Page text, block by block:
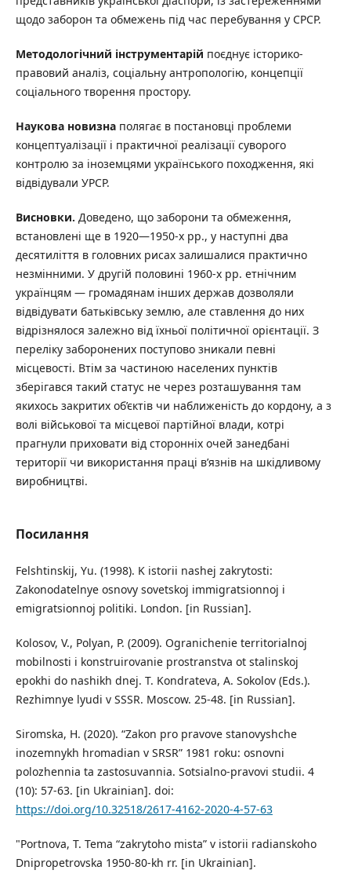
щодо заборон та обмежень під час перебування у СРСР.
Методологічний інструментарій поєднує історико-
правовий аналіз, соціальну антропологію, концепції
соціального творення простору.
Наукова новизнаполягає в постановці проблеми
концептуалізації і практичної реалізації суворого
контролю за іноземцями українського походження, які
відвідували УРСР.
Висновки. Доведено, що заборони та обмеження,
встановлені ще в 1920—1950-х рр., у наступні два
десятиліття в головних рисах залишалися практично
незмінними. У другій половині 1960-х рр. етнічним
українцям — громадянам інших держав дозволяли
відвідувати батьківську землю, але ставлення до них
відрізнялося залежно від їхньої політичної орієнтації. З
переліку заборонених поступово зникали певні
місцевості. Втім за частиною населених пунктів
зберігався такий статус не через розташування там
якихось закритих об’єктів чи наближеність до кордону, а з
волі військової та місцевої партійної влади, котрі
прагнули приховати від сторонніх очей занедбані
території чи використання праці в’язнів на шкідливому
виробництві.
Посилання
Felshtinskij, Yu. (1998). K istorii nashej zakrytosti:
Zakonodatelnye osnovy sovetskoj immigratsionnoj i
emigratsionnoj politiki. London. [in Russian].
Kolosov, V., Polyan, P. (2009). Ogranichenie territorialnoj
mobilnosti i konstruirovanie prostranstva ot stalinskoj
epokhi do nashikh dnej. T. Kondrateva, A. Sokolov (Eds.).
Rezhimnye lyudi v SSSR. Moscow. 25-48. [in Russian].
Siromska, H. (2020). “Zakon pro pravove stanovyshche
inozemnykh hromadian v SRSR” 1981 roku: osnovni
polozhennia ta zastosuvannia. Sotsialno-pravovi studii. 4
(10): 57-63. [in Ukrainian]. doi:
https://doi.org/10.32518/2617-4162-2020-4-57-63
"Portnova, T. Tema “zakrytoho mista” v istorii radianskoho
Dnipropetrovska 1950-80-kh rr. [in Ukrainian].